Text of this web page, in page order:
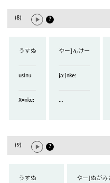
(8) ？
うすぬ
usInu
X=nke:
やー]んけー
ja:]nke:
...
(9) ？
うすぬ やー]ぬがみ